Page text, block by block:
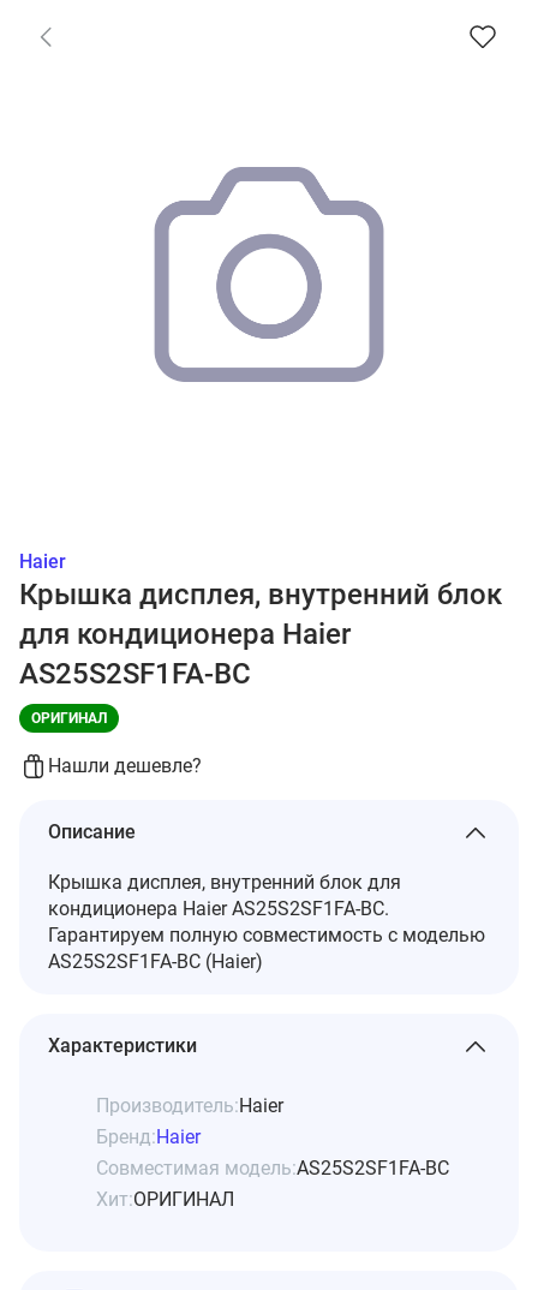
Haier
Крышка дисплея, внутренний блок
для кондиционера Haier
AS25S2SF1FA-BC
ОРИГИНАЛ
Нашли дешевле?
Описание
Крышка дисплея, внутренний блок для
кондиционера Haier AS25S2SF1FA-BC.
Гарантируем полную совместимость с моделью
AS25S2SF1FA-BC (Haier)
Характеристики
Производитель:Haier
Бренд:Haier
Совместимая модель:AS25S2SF1FA-BC
Хит:ОРИГИНАЛ